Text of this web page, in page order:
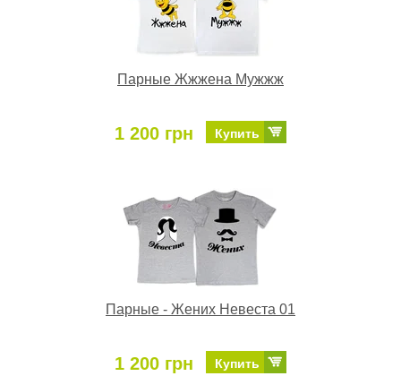
Парные Жжжена Мужжж
1 200 грн Купить
Парные - Жених Невеста 01
1 200 грн Купить